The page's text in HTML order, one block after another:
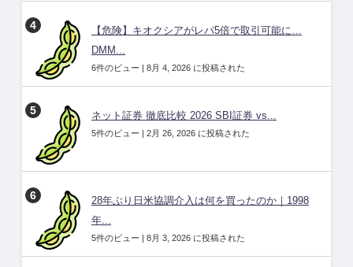
【危険】キオクシアがレバ5倍で取引可能に…
DMM...
6件のビュー | 8月 4, 2026 に投稿された
ネット証券 徹底比較 2026 SBI証券 vs...
5件のビュー | 2月 26, 2026 に投稿された
28年ぶり日米協調介入は何を買ったのか｜1998
年...
5件のビュー | 8月 3, 2026 に投稿された